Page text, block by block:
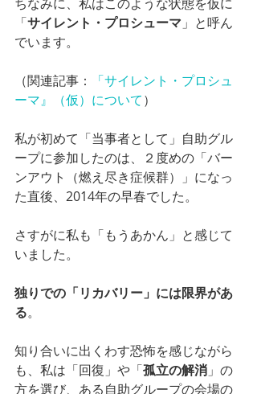
「サイレント・プロシューマ 」と呼ん
でいます。
（関連記事：
「サイレント・プロシュ
ーマ』（仮）について）
私が初めて「当事者として」自助グル
ープに参加したのは、２度めの「バー
ンアウト（燃え尽き症候群）」になっ
た直後、2014年の早春でした。
さすがに私も「もうあかん」と感じて
いました。
独りでの「リカバリー」には限界があ
る。
知り合いに出くわす恐怖を感じながら
も、私は「回復」や「孤立の解消 」の
方を選び、ある自助グループの会場の